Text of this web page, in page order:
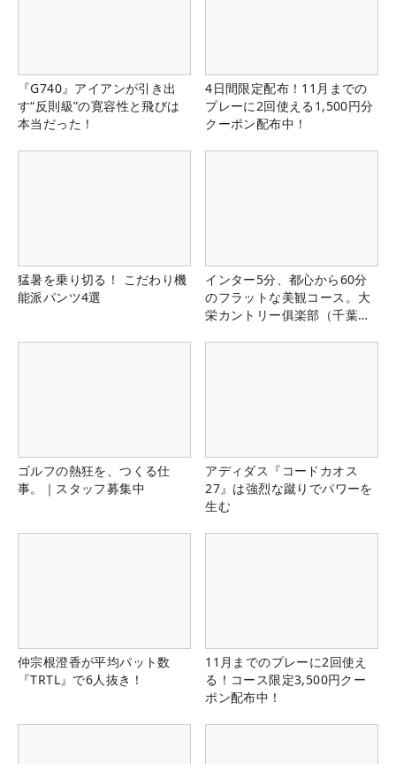
『G740』アイアンが引き出
す“反則級”の寛容性と飛びは
本当だった！
4日間限定配布！11月までの
プレーに2回使える1,500円分
クーポン配布中！
猛暑を乗り切る！ こだわり機
能派パンツ4選
インター5分、都心から60分
のフラットな美観コース。大
栄カントリー俱楽部（千葉
ゴルフの熱狂を、つくる仕
事。｜スタッフ募集中
アディダス『コードカオス
27』は強烈な蹴りでパワーを
生む
仲宗根澄香が平均パット数
『TRTL』で6人抜き！
11月までのプレーに2回使え
る！コース限定3,500円クー
ポン配布中！